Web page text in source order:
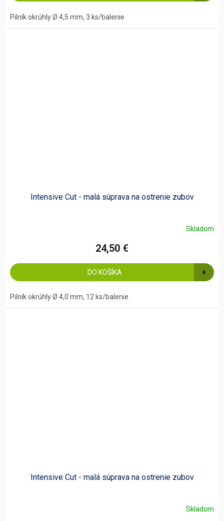
Pilník okrúhly Ø 4,5 mm, 3 ks/balenie
Intensive Cut - malá súprava na ostrenie zubov
Skladom
24,50 €
DO KOŠÍKA
Pilník okrúhly Ø 4,0 mm, 12 ks/balenie
Intensive Cut - malá súprava na ostrenie zubov
Skladom